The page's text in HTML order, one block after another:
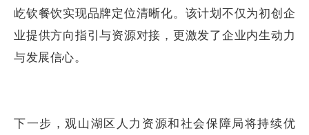
屹钦餐饮实现品牌定位清晰化。该计划不仅为初创企
业提供方向指引与资源对接，更激发了企业内生动力
与发展信心。
下一步，观山湖区人力资源和社会保障局将持续优